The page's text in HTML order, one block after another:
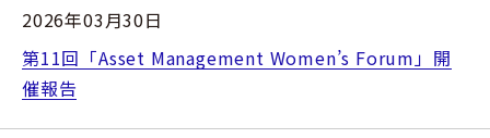
2026年03月30日
第11回「Asset Management Women’s Forum」開
催報告